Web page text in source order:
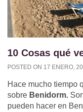
10 Cosas qué
POSTED ON 17 ENERO,
Hace mucho tiempo
sobre Benidorm.
pueden hacer en